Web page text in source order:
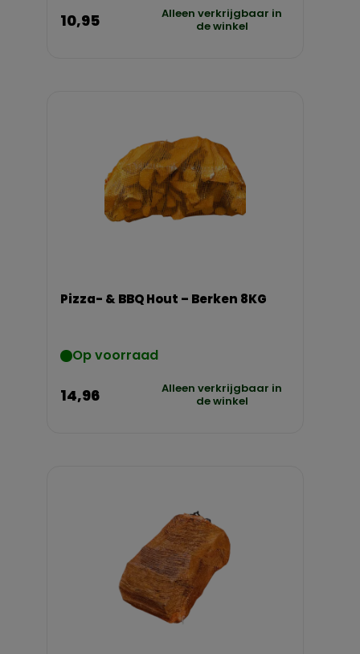
10,95
Alleen verkrijgbaar in
de winkel
Pizza- & BBQ Hout – Berken 8KG
Op voorraad
14,96
Alleen verkrijgbaar in
de winkel